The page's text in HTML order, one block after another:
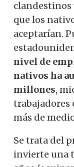
clandestinos
que los
aceptarían.
nivel de
nativos ha
millones,
trabajadores
más de
Se trata del
invierte una